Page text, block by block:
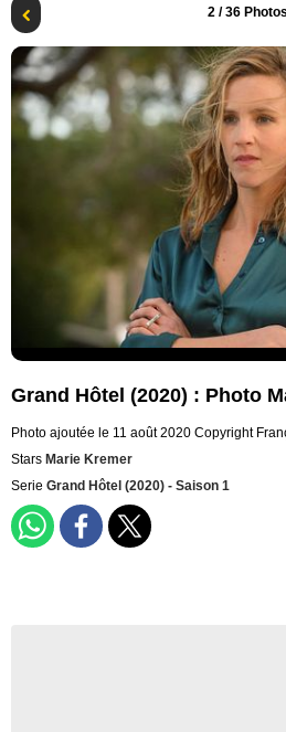
2/ 36 Photos
Grand Hôtel (2020) : Photo
Photo ajoutée le 11 août 2020 Copyright
Stars Marie Kremer
Serie Grand Hôtel (2020) - Saison 1